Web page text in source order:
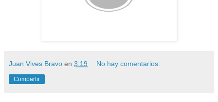
Juan Vives Bravo en 3:19 No hay comentarios:
Compartir